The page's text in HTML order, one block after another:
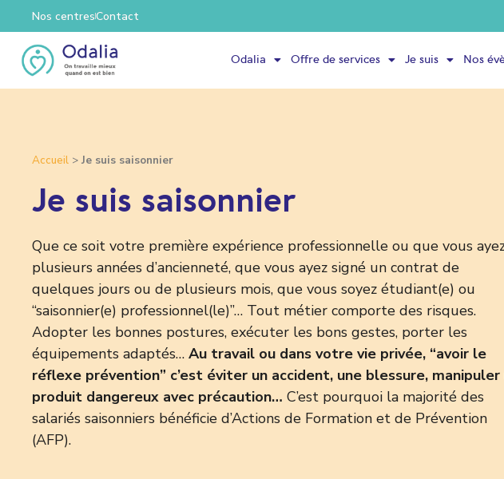
Nos centresContact
Odalia Offre de services Je suis Nos
Accueil > Je suis saisonnier
Je suis saisonnier
Que ce soit votre première expérience professionnelle ou que vous
plusieurs années d’ancienneté, que vous ayez signé un contrat de
quelques jours ou de plusieurs mois, que vous soyez étudiant(e) ou
“saisonnier(e) professionnel(le)”… Tout métier comporte des risques.
Adopter les bonnes postures, exécuter les bons gestes, porter les
équipements adaptés… Au travail ou dans votre vie privée, “avoir le
réflexe prévention” c’est éviter un accident, une blessure, manipuler
produit dangereux avec précaution… C’est pourquoi la majorité des
salariés saisonniers bénéficie d’Actions de Formation et de Prévention
(AFP).